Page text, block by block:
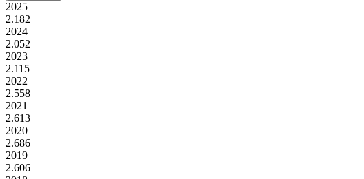
2025
2.182
2024
2.052
2023
2.115
2022
2.558
2021
2.613
2020
2.686
2019
2.606